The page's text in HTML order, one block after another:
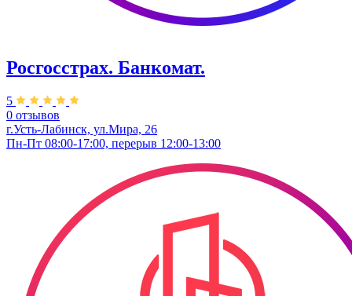
Росгосстрах. Банкомат.
5
0 отзывов
г.Усть-Лабинск, ул.​Мира, 26​
Пн-Пт 08:00-17:00, перерыв 12:00-13:00